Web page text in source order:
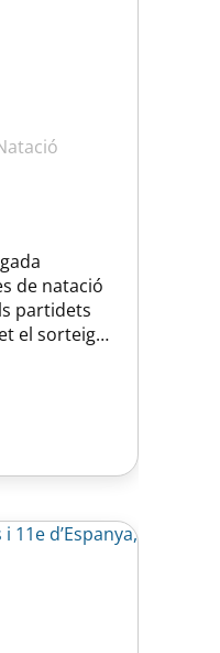
de natació
partidets
el sorteig
la
l’Òscar i
Suárez